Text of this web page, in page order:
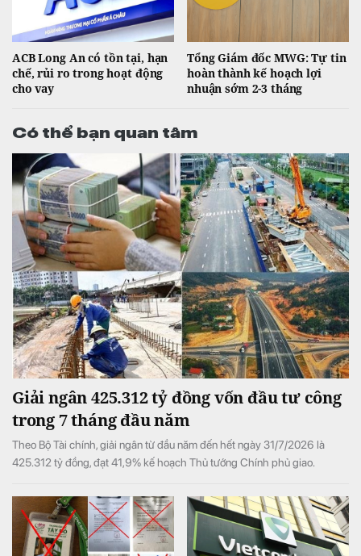
ACB Long An có tồn tại, hạn
chế, rủi ro trong hoạt động
cho vay
Tổng Giám đốc MWG: Tự tin
hoàn thành kế hoạch lợi
nhuận sớm 2-3 tháng
Có thể bạn quan tâm
Giải ngân 425.312 tỷ đồng vốn đầu tư công
trong 7 tháng đầu năm
Theo Bộ Tài chính, giải ngân từ đầu năm đến hết ngày 31/7/2026 là
425.312 tỷ đồng, đạt 41,9% kế hoạch Thủ tướng Chính phủ giao.